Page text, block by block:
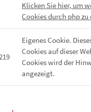
Klicken Sie hier, um
Cookies durch php zu
Eigenes Cookie.
Cookies auf dieser
Cookies wird der
angezeigt.